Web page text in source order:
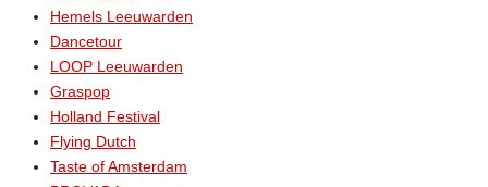
Hemels Leeuwarden
Dancetour
LOOP Leeuwarden
Graspop
Holland Festival
Flying Dutch
Taste of Amsterdam